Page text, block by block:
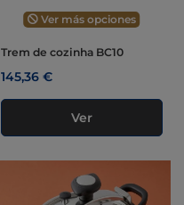
Ver más opciones
Trem de cozinha BC10
145,36 €
Ver